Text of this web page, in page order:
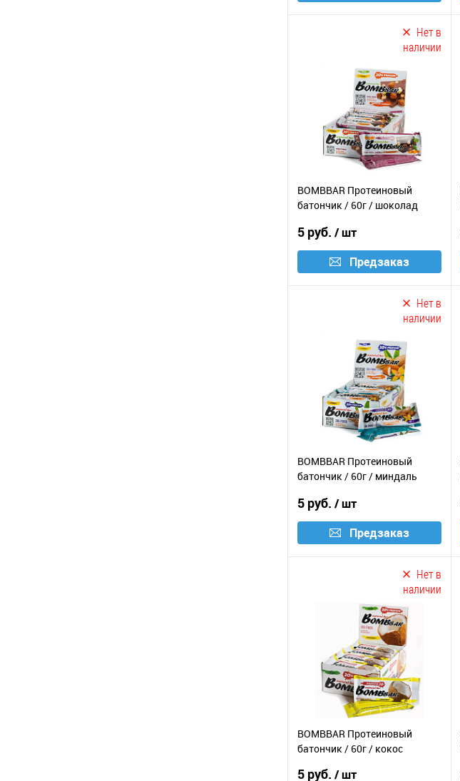
Нет в
наличии
BOMBBAR Протеиновый
батончик / 60г / шоколад
5 руб. / шт
Предзаказ
Нет в
наличии
BOMBBAR Протеиновый
батончик / 60г / миндаль
5 руб. / шт
Предзаказ
Нет в
наличии
BOMBBAR Протеиновый
батончик / 60г / кокос
5 руб. / шт